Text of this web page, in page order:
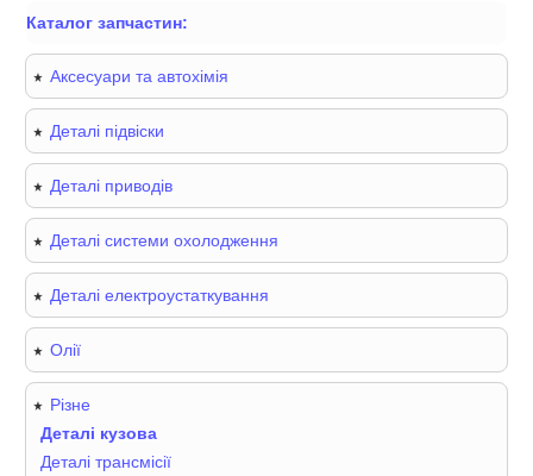
Каталог запчастин:
Аксесуари та автохімія
Деталі підвіски
Деталі приводів
Деталі системи охолодження
Деталі електроустаткування
Олії
Різне
Деталі кузова
Деталі трансмісії